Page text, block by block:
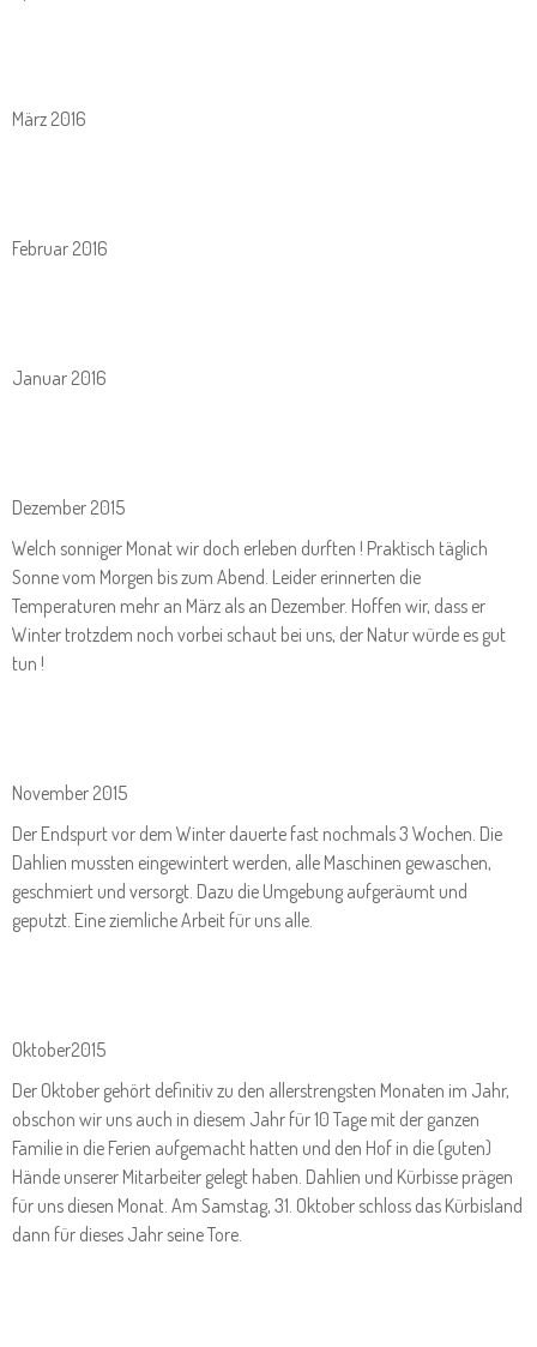
März 2016
Februar 2016
Januar 2016
Dezember 2015
Welch sonniger Monat wir doch erleben durften ! Praktisch täglich
Sonne vom Morgen bis zum Abend. Leider erinnerten die
Temperaturen mehr an März als an Dezember. Hoffen wir, dass er
Winter trotzdem noch vorbei schaut bei uns, der Natur würde es gut
tun !
November 2015
Der Endspurt vor dem Winter dauerte fast nochmals 3 Wochen. Die
Dahlien mussten eingewintert werden, alle Maschinen gewaschen,
geschmiert und versorgt. Dazu die Umgebung aufgeräumt und
geputzt. Eine ziemliche Arbeit für uns alle.
Oktober2015
Der Oktober gehört definitiv zu den allerstrengsten Monaten im Jahr,
obschon wir uns auch in diesem Jahr für 10 Tage mit der ganzen
Familie in die Ferien aufgemacht hatten und den Hof in die (guten)
Hände unserer Mitarbeiter gelegt haben. Dahlien und Kürbisse prägen
für uns diesen Monat. Am Samstag, 31. Oktober schloss das Kürbisland
dann für dieses Jahr seine Tore.